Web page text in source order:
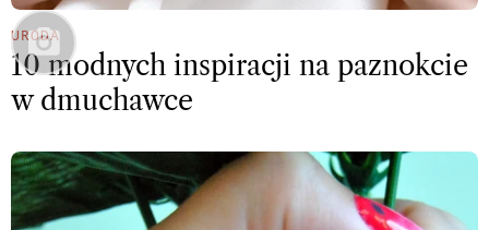
URODA
10 modnych inspiracji na paznokcie
w dmuchawce